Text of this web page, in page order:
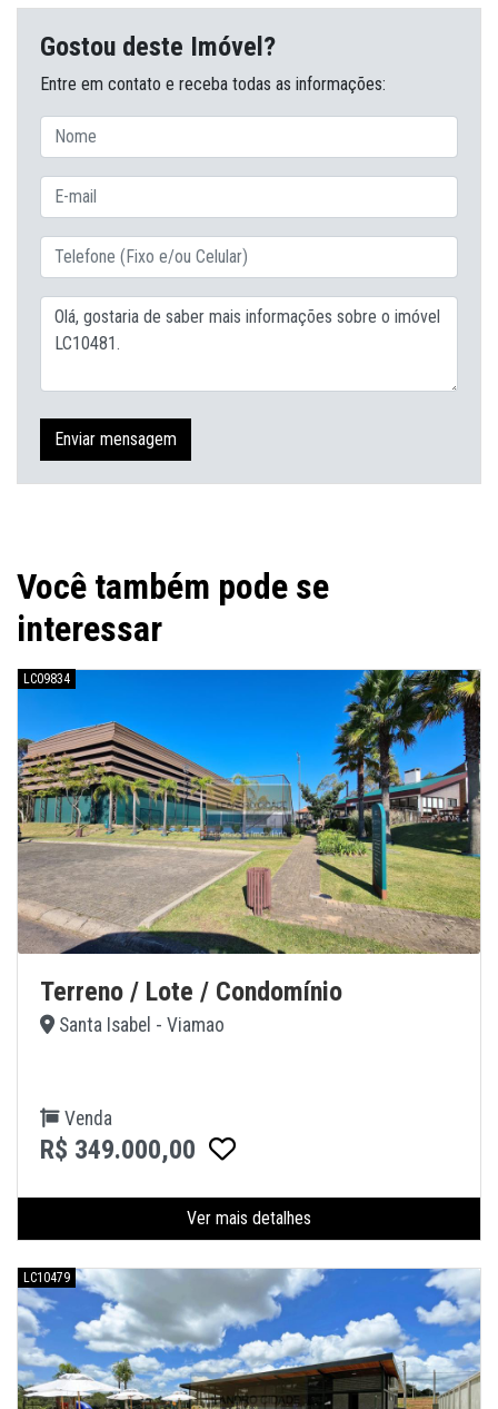
Gostou deste Imóvel?
Entre em contato e receba todas as informações:
Enviar mensagem
Você também pode se
interessar
LC09834
Terreno / Lote / Condomínio
Santa Isabel - Viamao
Venda
R$ 349.000,00
Ver mais detalhes
LC10479